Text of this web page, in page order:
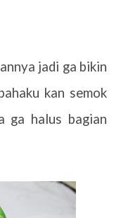
jadi ga bikin
kan semok
ga halus bagian